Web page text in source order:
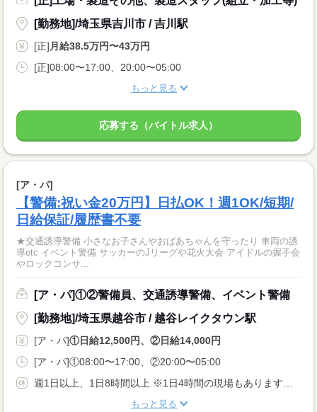
[勤務地]/埼玉県吉川市 / 吉川駅
[正] 月給38.5万円〜43万円
[正]08:00〜17:00、20:00〜05:00
もっと見る
応募する（バイトル求人）
[ア・パ]
【警備:祝い金20万円】日払OK！週1OK/短期/
日給保証/履歴書不要
★交通誘導警備 小さなお子さんやおばあちゃんを守ったり 車両の誘
導etc イベント警備 サッカーのJリーグや花火大会 アイドルの握手会
やロックコンサ...
[ア・パ]①②警備員、交通誘導警備、イベント警備
[勤務地]/埼玉県越谷市 / 越谷レイクタウン駅
[ア・パ]①日給12,500円、②日給14,000円
[ア・パ]①08:00〜17:00、②20:00〜05:00
もっと見る